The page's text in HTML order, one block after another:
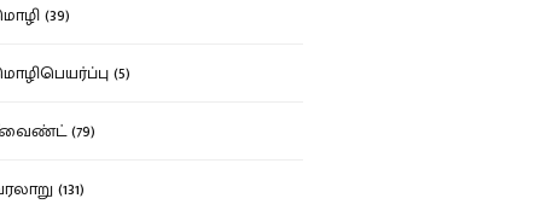
(39)
(5)
(79)
(131)